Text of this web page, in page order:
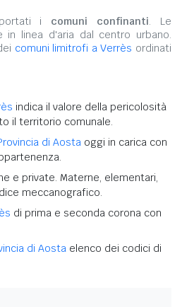
i comuni confinanti. Le
in linea d'aria dal centro urbano.
comuni limitrofi a Verrès ordinati
indica il valore della pericolosità
il territorio comunale.
di Aosta oggi in carica con
e private. Materne, elementari,
meccanografico.
di prima e seconda corona con
di Aosta elenco dei codici di